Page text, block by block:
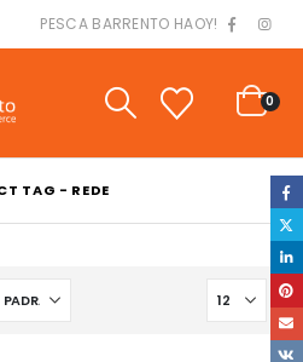
PESCA BARRENTO HAOY!
0
TAG - REDE